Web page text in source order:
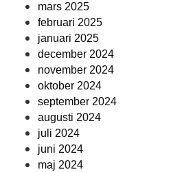
mars 2025
februari 2025
januari 2025
december 2024
november 2024
oktober 2024
september 2024
augusti 2024
juli 2024
juni 2024
maj 2024